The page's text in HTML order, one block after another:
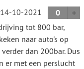
14-10-2021
0
tot 800 bar,
naar auto's op
dan 200bar. Dus
er met een perslucht